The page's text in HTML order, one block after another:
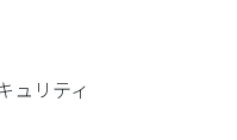
ュリティ